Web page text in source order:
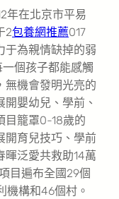
年在北京市平易
2包養網推薦017
于為親情缺掉的弱
個孩子都能感觸
無機會發明光亮的
嬰幼兒、學前、
目籠罩0-18歲的
開育兒技巧、學前
暉泛愛共救助14萬
目遍布全國29個
機構和46個村。